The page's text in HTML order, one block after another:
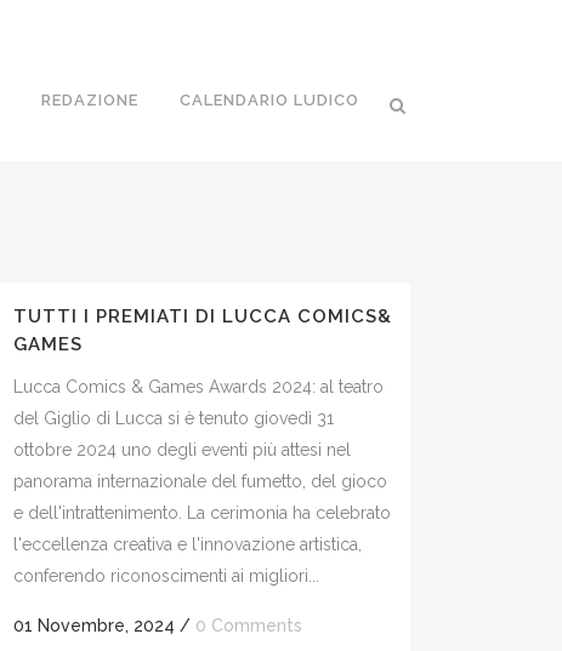
REDAZIONE CALENDARIO LUDICO
TUTTI I PREMIATI DI LUCCA COMICS&
GAMES
Lucca Comics & Games Awards 2024: al teatro
del Giglio di Lucca si è tenuto giovedì 31
ottobre 2024 uno degli eventi più attesi nel
panorama internazionale del fumetto, del gioco
e dell'intrattenimento. La cerimonia ha celebrato
l'eccellenza creativa e l'innovazione artistica,
conferendo riconoscimenti ai migliori...
01 Novembre, 2024 / 0 Comments